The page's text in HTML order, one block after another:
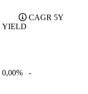
YIELD
CAGR 5Y
0,00% -